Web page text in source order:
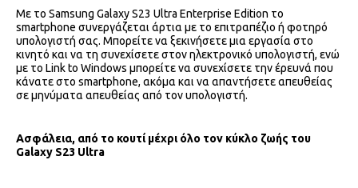
Με το Samsung Galaxy S23 Ultra Enterprise Edition το
smartphone συνεργάζεται άρτια με το επιτραπέζιο ή φοτηρό
υπολογιστή σας. Μπορείτε να ξεκινήσετε μια εργασία στο
κινητό και να τη συνεχίσετε στον ηλεκτρονικό υπολογιστή, ενώ
με το Link to Windows μπορείτε να συνεχίσετε την έρευνά που
κάνατε στο smartphone, ακόμα και να απαντήσετε απευθείας
σε μηνύματα απευθείας από τον υπολογιστή.
Ασφάλεια, από το κουτί μέχρι όλο τον κύκλο ζωής του
Galaxy S23 Ultra